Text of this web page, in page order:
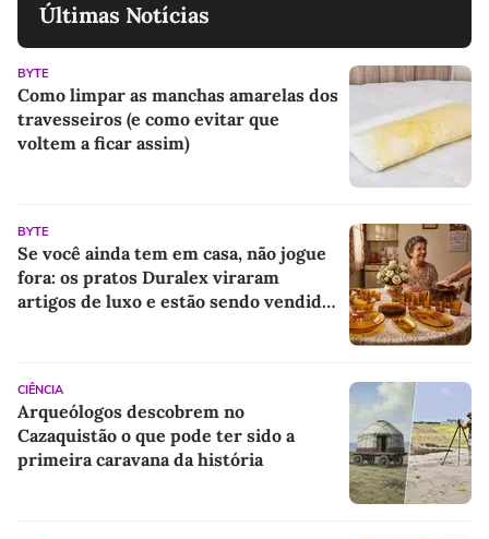
Últimas Notícias
BYTE
Como limpar as manchas amarelas dos
travesseiros (e como evitar que
voltem a ficar assim)
BYTE
Se você ainda tem em casa, não jogue
fora: os pratos Duralex viraram
artigos de luxo e estão sendo vendidos
CIÊNCIA
Arqueólogos descobrem no
Cazaquistão o que pode ter sido a
primeira caravana da história